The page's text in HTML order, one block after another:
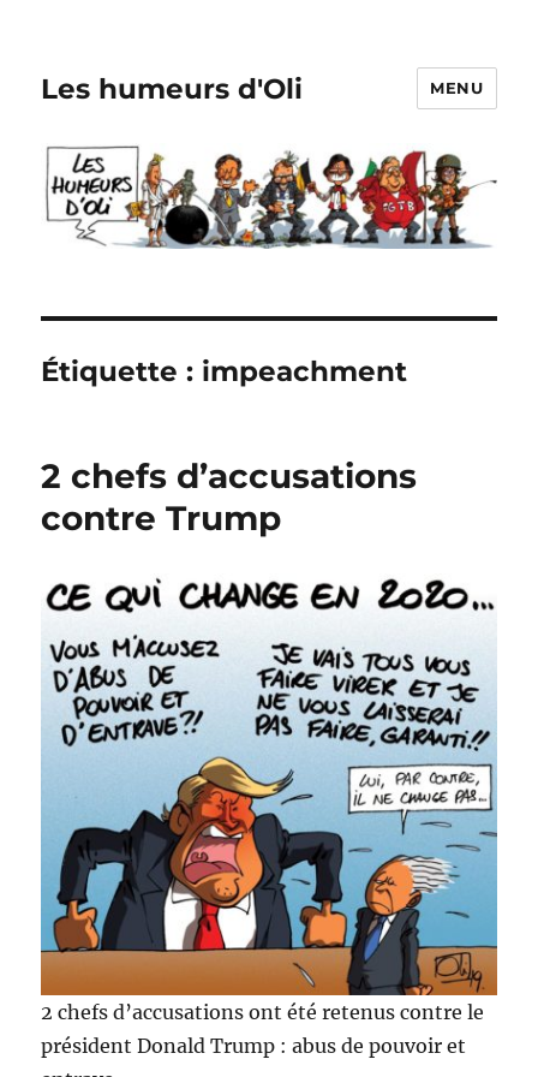
Les humeurs d'Oli MENU
Étiquette : impeachment
2 chefs d’accusations
contre Trump
2 chefs d’accusations ont été retenus contre le
président Donald Trump : abus de pouvoir et